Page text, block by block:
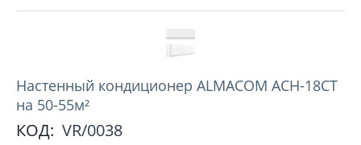
Hастенный кондиционер ALMACOM ACH-18CT
на 50-55м²
КОД: VR/0038